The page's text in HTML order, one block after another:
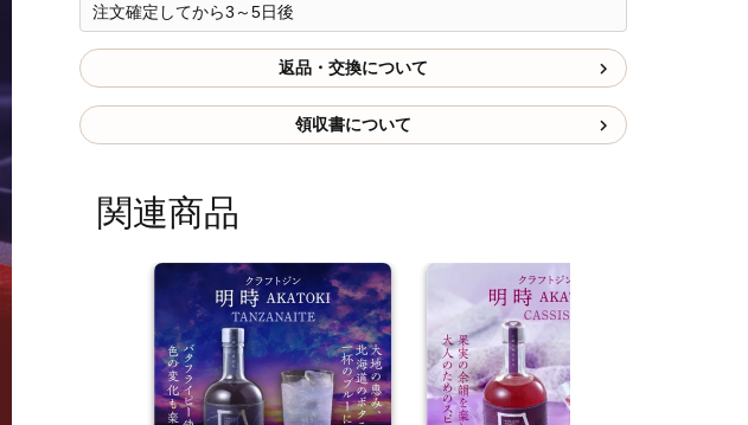
注文確定してから3～5日後
返品・交換について
領収書について
関連商品